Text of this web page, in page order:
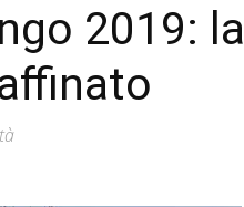
2019: la